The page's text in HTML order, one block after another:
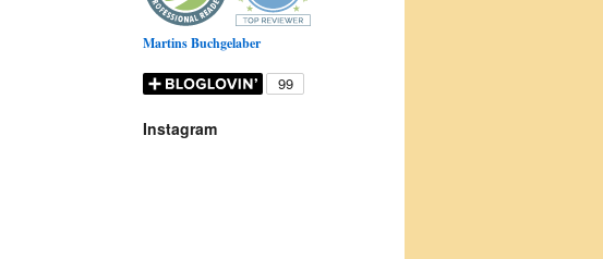
Martins Buchgelaber
Instagram